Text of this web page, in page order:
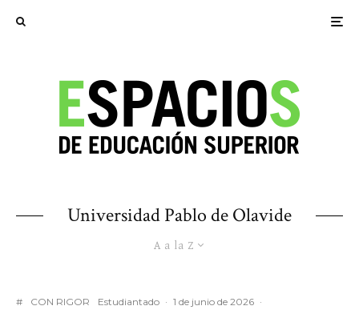
Universidad Pablo de Olavide
A a la Z
# CON RIGOR Estudiantado · 1 de junio de 2026 ·